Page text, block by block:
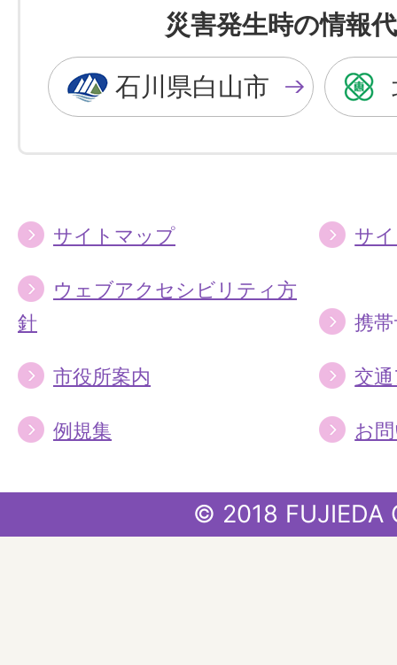
を
黒
色
に
を
青
色
に
災害発生時の情報
石川県白山市
サイトマップ サ
ウェブアクセシビリティ方
針
携
市役所案内 交
例規集 お
© 2018 FUJIEDA